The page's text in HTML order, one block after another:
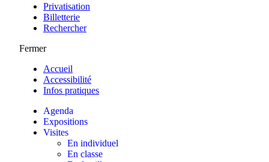
Privatisation
Billetterie
Rechercher
Fermer
Accueil
Accessibilité
Infos pratiques
Agenda
Expositions
Visites
En individuel
En classe